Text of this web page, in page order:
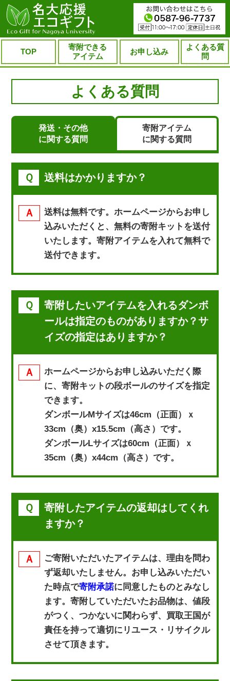
TOP
寄附できる
アイテム
お申し込み
よくある質
問
よくある質問
発送・その他
に関する質問
寄附アイテム
に関する質問
送料はかかりますか？
送料は無料です。ホームページからお申し
込みいただくと、無料の寄附キットを送付
いたします。寄附アイテムを入れて無料で
送付できます。
寄附したいアイテムを入れるダンボ
ールは指定のものがありますか？サ
イズの指定はありますか？
ホームページからお申し込みいただく際
に、寄附キットの段ボールのサイズを指定
できます。
ダンボールMサイズは46cm（正面）ｘ
33cm（奥）x15.5cm（高さ）です。
ダンボールLサイズは60cm（正面）ｘ
35cm（奥）x44cm（高さ）です。
寄附したアイテムの返却はしてくれ
ますか？
ご寄附いただいたアイテムは、理由を問わ
ず返却いたしません。お申し込みいただい
た時点で寄附承諾に同意したものとみなし
ます。寄附していただいたお品物は、値段
がつく、つかないに関わらず、買取王国が
責任を持って適切にリユース・リサイクル
させて頂きます。